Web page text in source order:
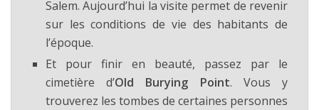
Salem. Aujourd’hui la visite permet de revenir
sur les conditions de vie des habitants de
l’époque.
Et pour finir en beauté, passez par le
cimetière d’Old Burying Point. Vous y
trouverez les tombes de certaines personnes